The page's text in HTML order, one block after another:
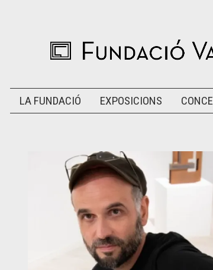
LA FUNDACIÓ EXPOSICIONS